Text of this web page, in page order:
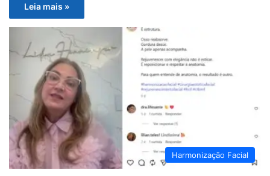
Leia mais »
Harmonização Facial